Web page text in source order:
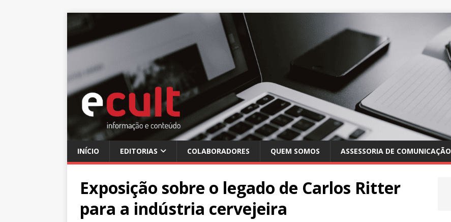
INÍCIO EDITORIAS COLABORADORES QUEM SOMOS ASSESSORIA DE COMUNICAÇÃO
Exposição sobre o legado de Carlos Ritter
para a indústria cervejeira